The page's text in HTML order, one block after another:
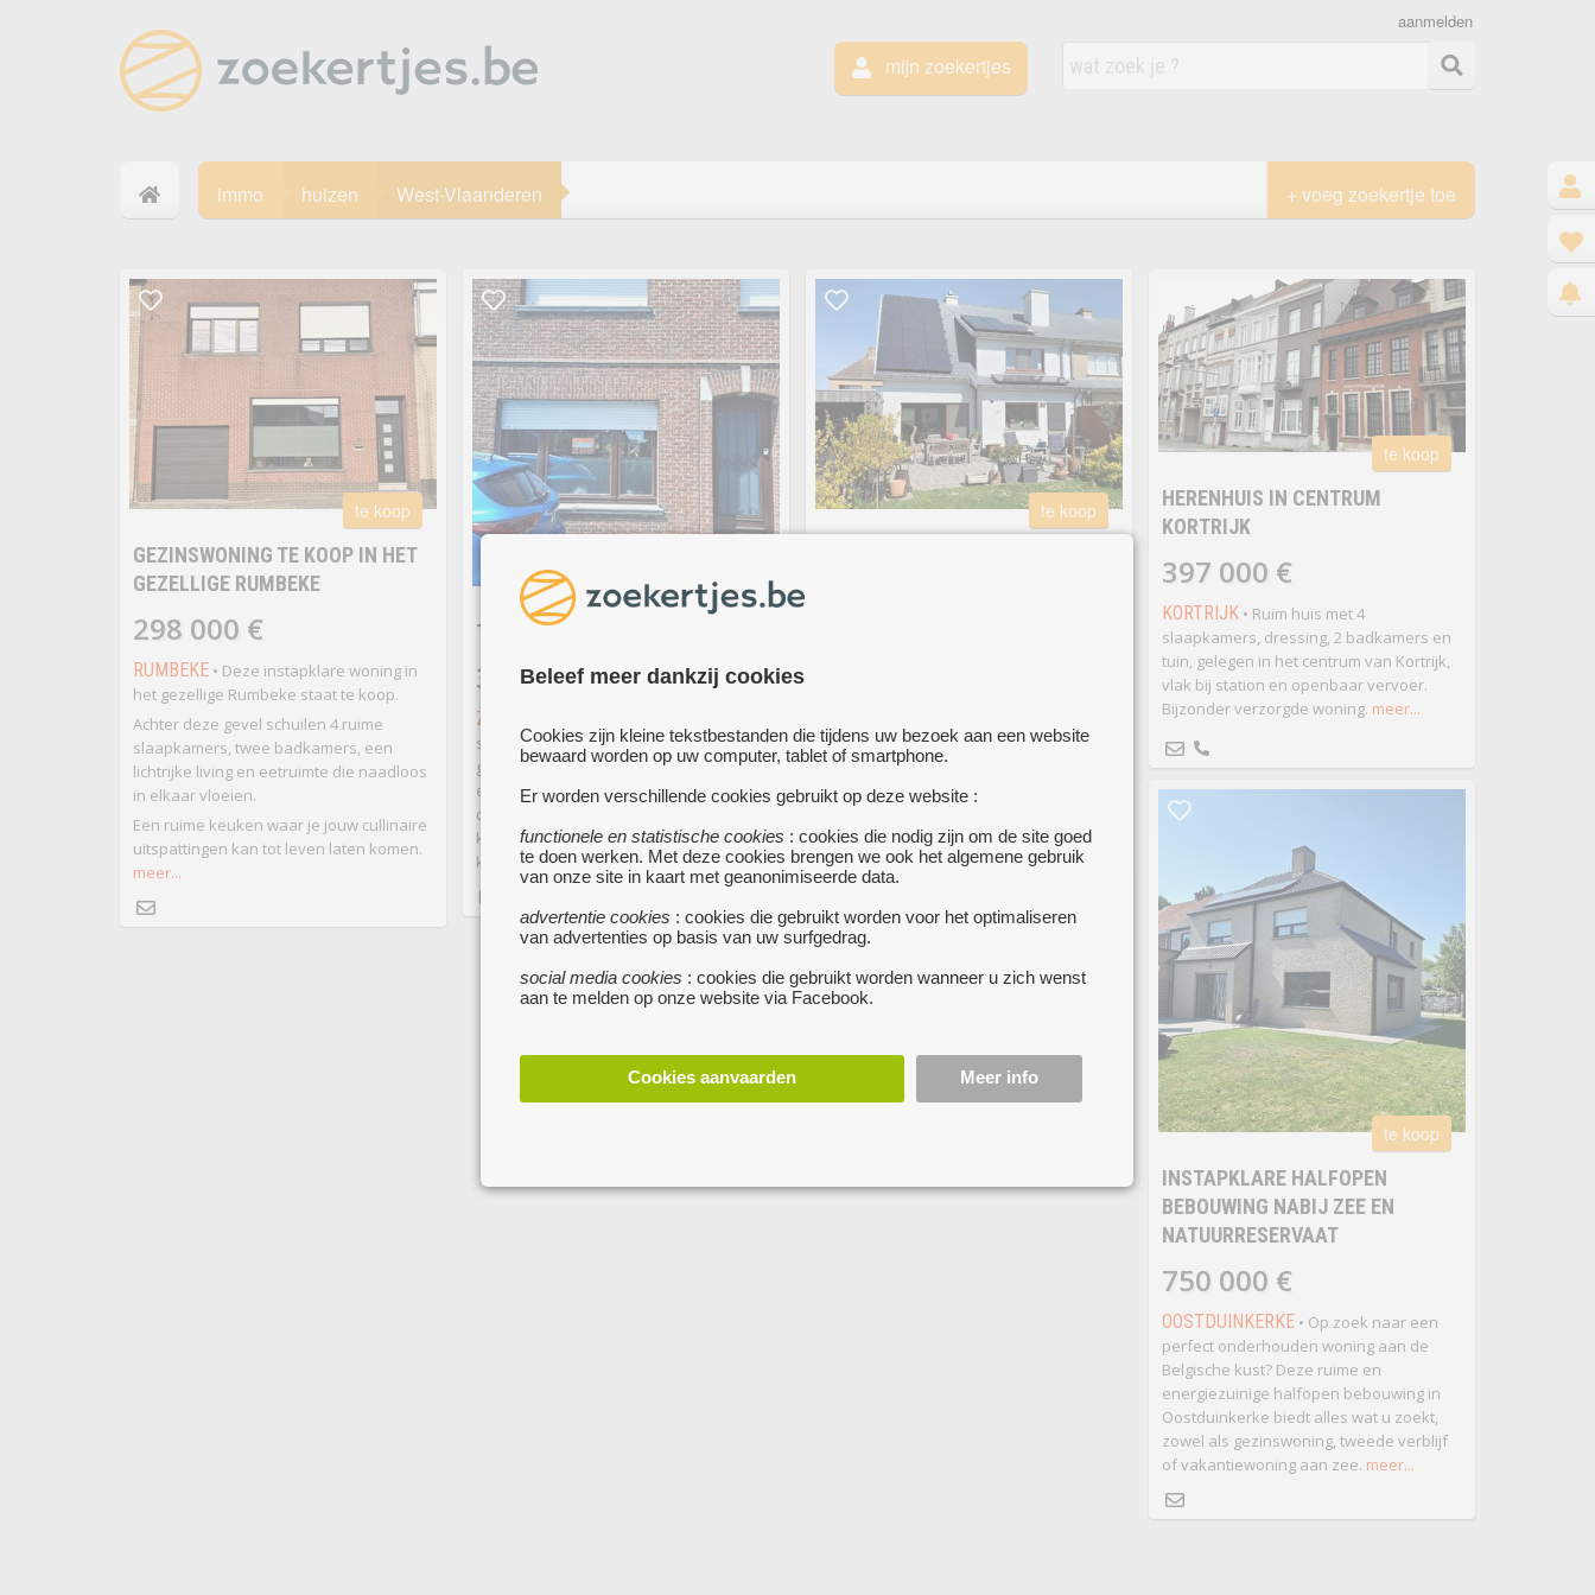
Beleef meer dankzij cookies
Cookies zijn kleine tekstbestanden die tijdens uw bezoek aan een website
bewaard worden op uw computer, tablet of smartphone.
Er worden verschillende cookies gebruikt op deze website :
functionele en statistische cookies : cookies die nodig zijn om de site goed
te doen werken. Met deze cookies brengen we ook het algemene gebruik
van onze site in kaart met geanonimiseerde data.
advertentie cookies : cookies die gebruikt worden voor het optimaliseren
van advertenties op basis van uw surfgedrag.
social media cookies : cookies die gebruikt worden wanneer u zich wenst
aan te melden op onze website via Facebook.
Cookies aanvaarden Meer info
mijn zoekertjes
aanmelden
immo huizen West-Vlaanderen + voeg zoekertje toe
te koop
GEZINSWONING TE KOOP IN HET
GEZELLIGE RUMBEKE
298 000 €
RUMBEKE • Deze instapklare woning in
het gezellige Rumbeke staat te koop.
Achter deze gevel schuilen 4 ruime
slaapkamers, twee badkamers, een
lichtrijke living en eetruimte die naadloos
in elkaar vloeien.
Een ruime keuken waar je jouw cullinaire
uitspattingen kan tot leven laten komen.
meer...
te koop
TE KOOP VAN HUIS
350 000 €
ZWEVEGEM
staat, bevat, gang, leefruimte, badkamer,
grote tuin met daarin grote opbergruimte,
einde van de tuin , groot tuinhuis, met
daarin een jaccuzie en plaats om om te
kleden en een douche te nemen, droge
kelder, 4 slaapkamers,...meer...
te koop
Deze instapklare halfopen woning
combineert ruimte, comfort en
energiezuinig wonen op een ideale
te koop
HERENHUIS IN CENTRUM
KORTRIJK
397 000 €
KORTRIJK • Ruim huis met 4
slaapkamers, dressing, 2 badkamers en
tuin, gelegen in het centrum van Kortrijk,
vlak bij station en openbaar vervoer.
Bijzonder verzorgde woning. meer...
te koop
INSTAPKLARE HALFOPEN
BEBOUWING NABIJ ZEE EN
NATUURRESERVAAT
750 000 €
OOSTDUINKERKE • Op zoek naar een
perfect onderhouden woning aan de
Belgische kust? Deze ruime en
energiezuinige halfopen bebouwing in
Oostduinkerke biedt alles wat u zoekt,
zowel als gezinswoning, tweede verblijf
of vakantiewoning aan zee. meer...